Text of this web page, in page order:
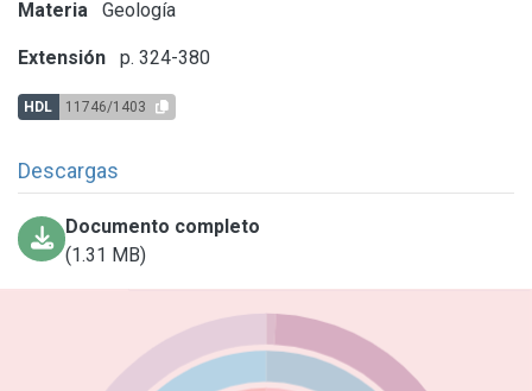
Materia Geología
Extensión p. 324-380
HDL 11746/1403
Descargas
Documento completo
(1.31 MB)